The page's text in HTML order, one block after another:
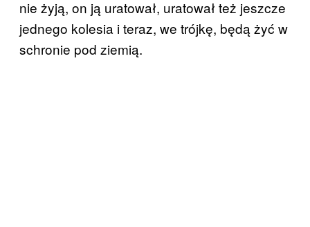
nie żyją, on ją uratował, uratował też jeszcze
jednego kolesia i teraz, we trójkę, będą żyć w
schronie pod ziemią.